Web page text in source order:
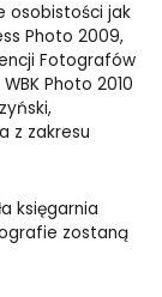
osobistości jak
Photo 2009,
Fotografów
Photo 2010
z zakresu
księgarnia
zostaną